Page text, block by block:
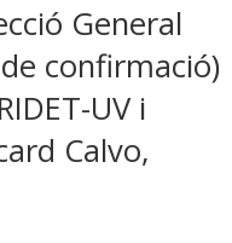
General
confirmació)
UV i
Calvo,